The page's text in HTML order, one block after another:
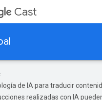
Cast
de IA para traducir
realizadas con IA